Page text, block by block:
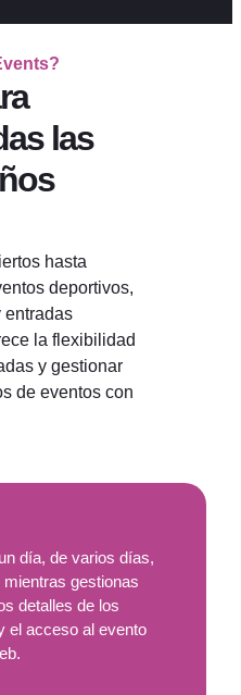
las
hasta
deportivos,
entradas
la flexibilidad
y gestionar
de eventos con
día, de varios días,
gestionas
detalles de los
el acceso al evento